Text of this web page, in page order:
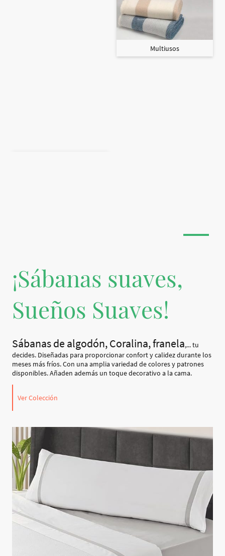
Multiusos
¡Sábanas suaves,
Sueños Suaves!
Sábanas de algodón, Coralina, franela,... tu
decides. Diseñadas para proporcionar confort y calidez durante los
meses más fríos. Con una amplia variedad de colores y patrones
disponibles. Añaden además un toque decorativo a la cama.
Ver Colección